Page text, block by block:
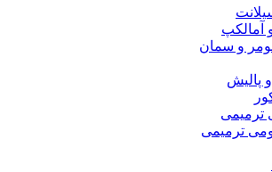
آمالکپ
و سمان
پالیش
ترمیمی
ترمیمی